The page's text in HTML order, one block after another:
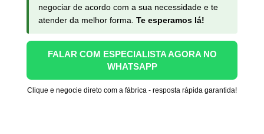
negociar de acordo com a sua necessidade e te
atender da melhor forma. Te esperamos lá!
FALAR COM ESPECIALISTA AGORA NO
WHATSAPP
Clique e negocie direto com a fábrica - resposta rápida garantida!